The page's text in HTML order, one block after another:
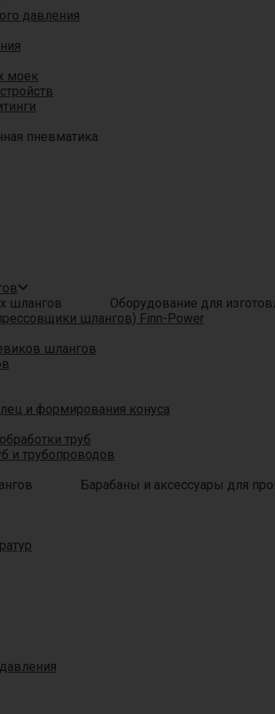
давления
моек
пневматика
Оборудование для
шлангов) Finn-Power
шлангов
и формирования конуса
труб
и трубопроводов
Барабаны и аксессуары для